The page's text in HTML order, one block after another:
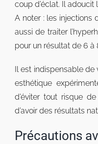
coup d’éclat. Il adoucit
A noter : les injections
aussi de traiter
pour un résultat de 6 à
Il est indispensable de
esthétique
d’éviter tout risque
d’avoir des résultats
Précautions